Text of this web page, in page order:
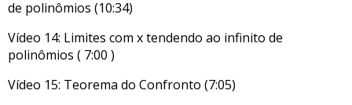
de polinômios (10:34)
Vídeo 14: Limites com x tendendo ao infinito de
polinômios ( 7:00 )
Vídeo 15: Teorema do Confronto (7:05)